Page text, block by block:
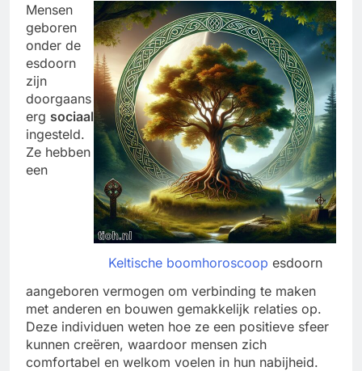
Keltische boomhoroscoop esdoorn
Mensen
geboren
onder de
esdoorn
zijn
doorgaans
erg sociaal
ingesteld.
Ze hebben
een
aangeboren vermogen om verbinding te maken
met anderen en bouwen gemakkelijk relaties op.
Deze individuen weten hoe ze een positieve sfeer
kunnen creëren, waardoor mensen zich
comfortabel en welkom voelen in hun nabijheid.